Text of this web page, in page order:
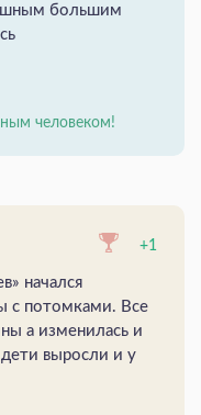
большим
человеком!
+1
начался
с потомками. Все
а изменилась и
выросли и у